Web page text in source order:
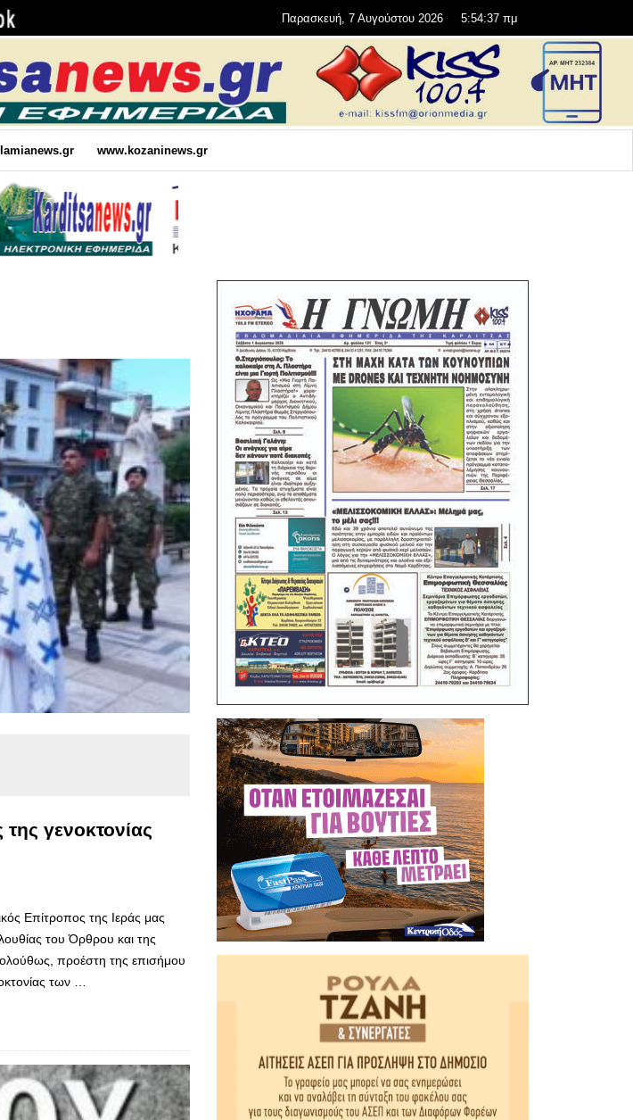
Παρασκευή, 7 Αυγούστου 2026 5:54:39 πμ
www.kozaninews.gr
γενοκτονίας
Επίτροπος της Ιεράς μας
του Όρθρου και της
προέστη της επισήμου
των …